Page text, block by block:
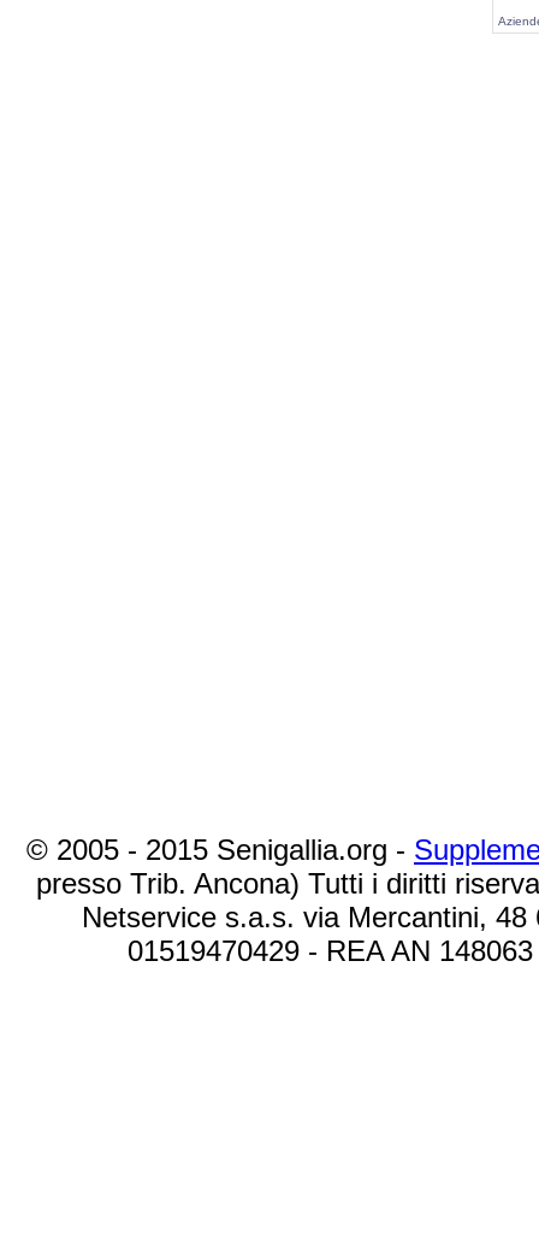
© 2005 - 2015 Senigallia.org -
presso Trib. Ancona) Tutti i diritti
Netservice s.a.s. via Mercantini,
01519470429 - REA AN